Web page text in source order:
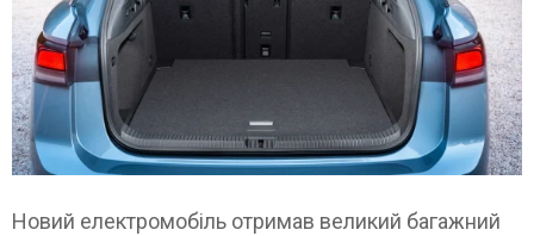
Новий електромобіль отримав великий багажний